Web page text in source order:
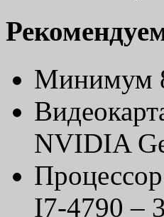
Минимум
NVIDIA
I7-4790 –